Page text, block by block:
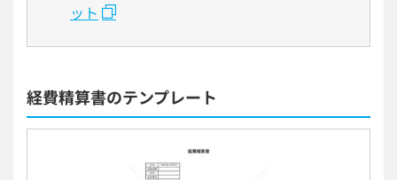
ット
経費精算書のテンプレート